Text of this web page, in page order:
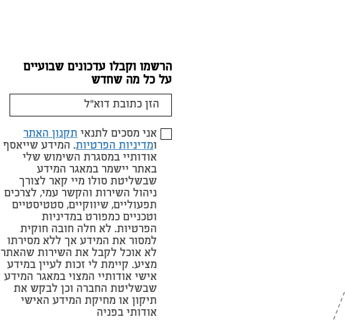
הרשמו וקבלו עדכונים שבועיים
על כל מה שחדש
אני מסכים לתנאי תקנון האתר
ומדיניות הפרטיות. המידע שייאסף
אודותיי במסגרת השימוש שלי
באתר יישמר במאגר המידע
שבשליטת סולו מיי קאר לצורך
ניהול השירות והקשר עמי, לצרכים
תפעוליים, שיווקיים, סטטיסטיים
וטכניים כמפורט במדיניות
הפרטיות. לא חלה חובה חוקית
למסור את המידע אך ללא מסירתו
לא אוכל לקבל את השירות שהאתר
מציע. קיימת לי זכות לעיין במידע
אישי אודותיי המצוי במאגר המידע
שבשליטת החברה וכן לבקש את
תיקון או מחיקת המידע האישי
אודותי בפניה